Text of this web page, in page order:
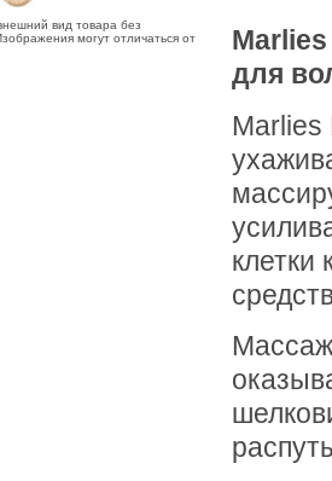
вид товара без
могут отличаться от
для
клетки